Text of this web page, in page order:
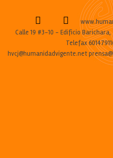
Calle 19 #3-10 - Edificio Barichara,
Telefax
hvcj@humanidadvigente.net